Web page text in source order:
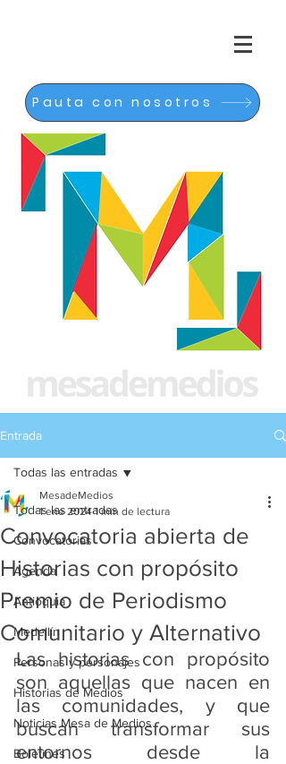
Pauta con nosotros
Entrada
Todas las entradas
Convocatorias
Agenda
Antioquia
Medellín
Personas y personajes
Historias de Medios
Noticias Mesa de Medios
Boletines
Todas las entradas
Convocatoria abierta de
Historias con propósito
Premio de Periodismo
Comunitario y Alternativo
MesadeMedios
1 ene 2024 1 min de lectura
Las historias con propósito
son aquellas que nacen en
las comunidades, y que
buscan transformar sus
entornos desde la